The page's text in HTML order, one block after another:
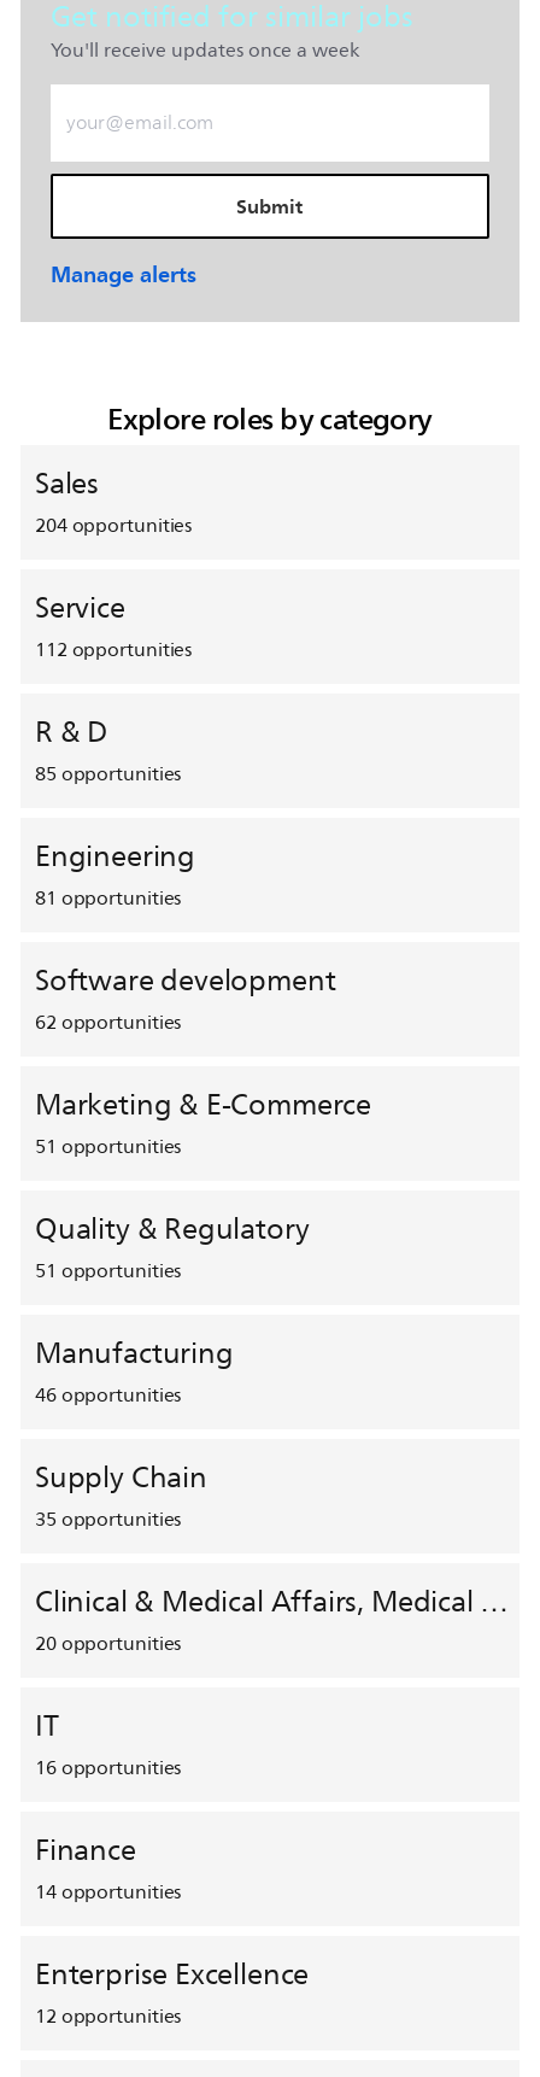
Get notified for similar jobs
You'll receive updates once a week
Enter Email address (Required)
Submit
Manage alerts
Explore roles by category
Sales
204opportunities
Service
112opportunities
R & D
85opportunities
Engineering
81 opportunities
Software development
62opportunities
Marketing & E-Commerce
51 opportunities
Quality & Regulatory
51 opportunities
Manufacturing
46opportunities
Supply Chain
35opportunities
Clinical & Medical Affairs, Medical Safety, HEMAR
20opportunities
IT
16opportunities
Finance
14opportunities
Enterprise Excellence
12opportunities